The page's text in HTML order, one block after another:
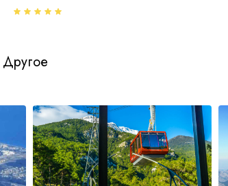
Другое
Рыбалка Дайвинг Рафтинг